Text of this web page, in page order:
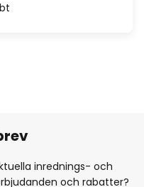
inrednings- och
och rabatter?